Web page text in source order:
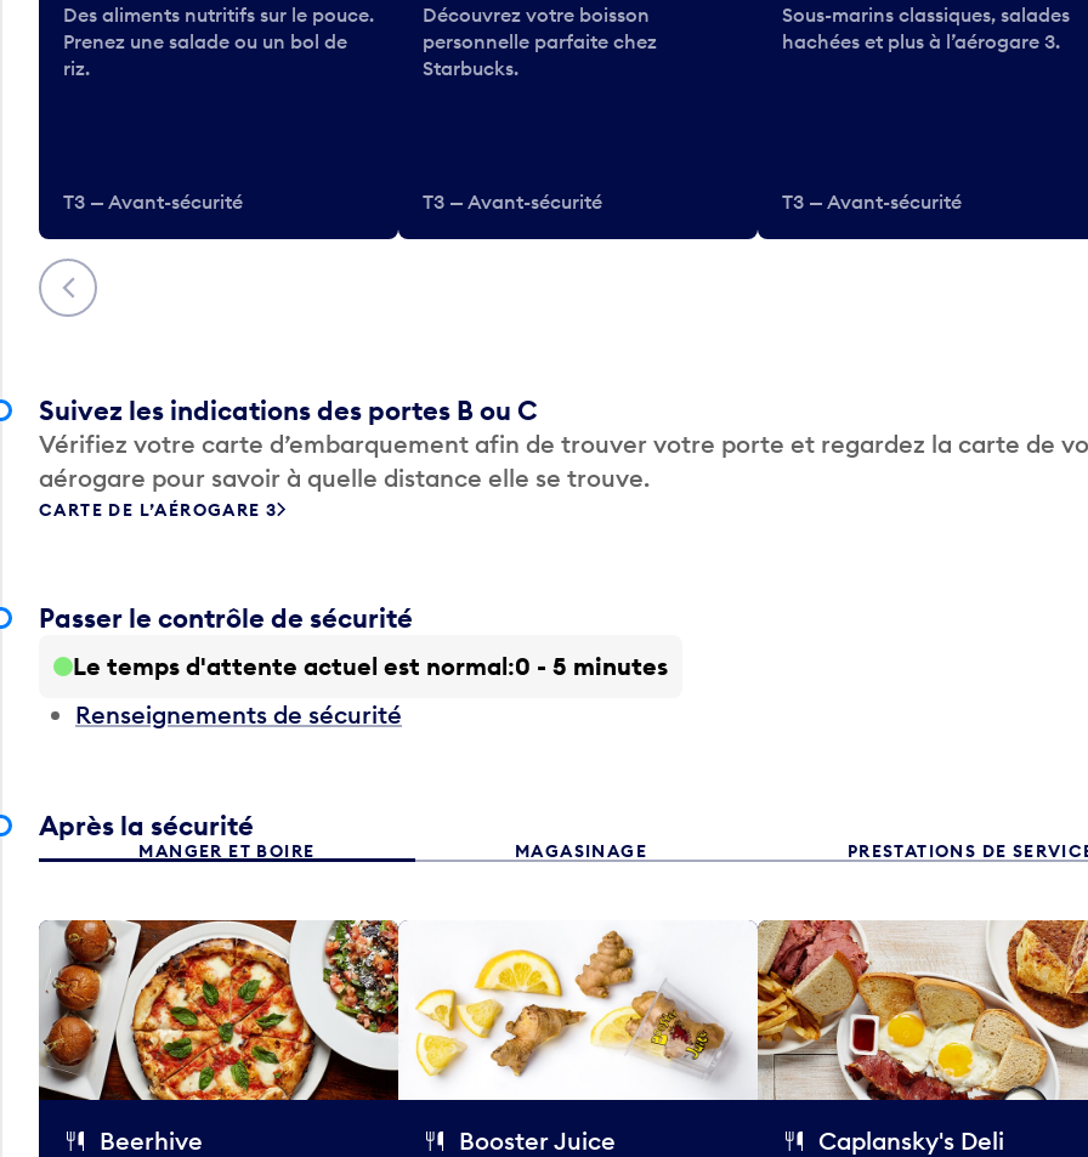
Précédent
Des aliments nutritifs sur le pouce.
Prenez une salade ou un bol de
riz.
T3 — Avant-sécurité
Découvrez votre boisson
personnelle parfaite chez
Starbucks.
T3 — Avant-sécurité
Sous-marins classiques, salades
hachées et plus à l’aérogare 3.
T3 — Avant-sécurité
Suivez les indications des portes B ou C
Vérifiez votre carte d’embarquement afin de trouver votre porte et regardez la carte de
aérogare pour savoir à quelle distance elle se trouve.
CARTE DE L’AÉROGARE 3
Passer le contrôle de sécurité
Le temps d'attente actuel est normal 0 - 5 minutes
Renseignements de sécurité
Après la sécurité
MANGER ET BOIRE MAGASINAGE PRESTATIONS DE
Beerhive Booster Juice Caplansky's Deli